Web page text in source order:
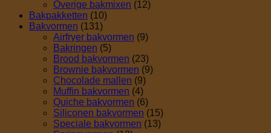
Overige bakmixen (12)
Bakpakketten (10)
Bakvormen (131)
Airfryer bakvormen (9)
Bakringen (5)
Brood bakvormen (23)
Brownie bakvormen (9)
Chocolade mallen (9)
Muffin bakvormen (4)
Quiche bakvormen (6)
Siliconen bakvormen (15)
Speciale bakvormen (13)